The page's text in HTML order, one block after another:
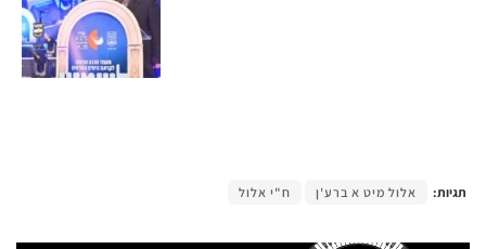
תגיות: אלול מיט א ברע'ן ח"י אלול